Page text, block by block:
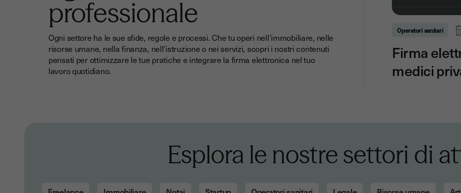
professionale
Ogni settore ha le sue sfide, regole e processi. Che tu operi nell’immobiliare, nelle
risorse umane, nella finanza, nell’istruzione o nei servizi, scopri i nostri contenuti
pensati per ottimizzare le tue pratiche e integrare la firma elettronica nel tuo
lavoro quotidiano.
Operatori sanitari
Firma
medici
Esplora le nostre settori di